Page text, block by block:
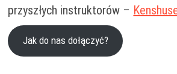
przyszłych instruktorów –
Jak do nas dołączyć?